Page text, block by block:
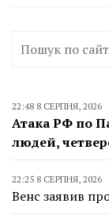
22:48 8 СЕРПНЯ, 2026
Атака РФ по
людей,
22:25 8 СЕРПНЯ, 2026
Венс заявив